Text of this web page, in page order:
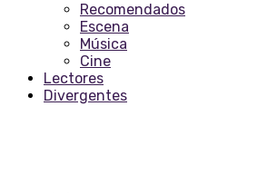
Recomendados
Escena
Música
Cine
Lectores
Divergentes